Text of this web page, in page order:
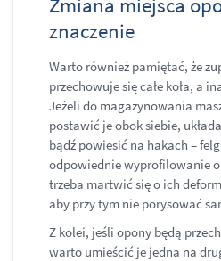
znaczenie
Warto również pamiętać, że
przechowuje się całe koła, a
Jeżeli do magazynowania
postawić je obok siebie,
bądź powiesić na hakach –
odpowiednie wyprofilowanie
trzeba martwić się o ich
aby przy tym nie porysować
Z kolei, jeśli opony będą
warto umieścić je jedna na